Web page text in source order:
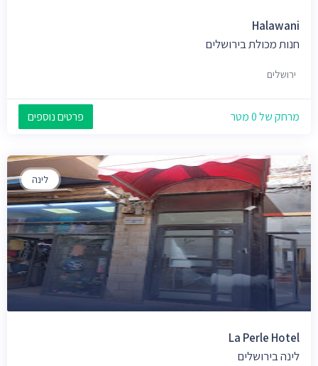
Halawani
חנות מכולת בירושלים
ירושלים
מרחק של 0 מטר פרטים נוספים
לינה
La Perle Hotel
לינה בירושלים